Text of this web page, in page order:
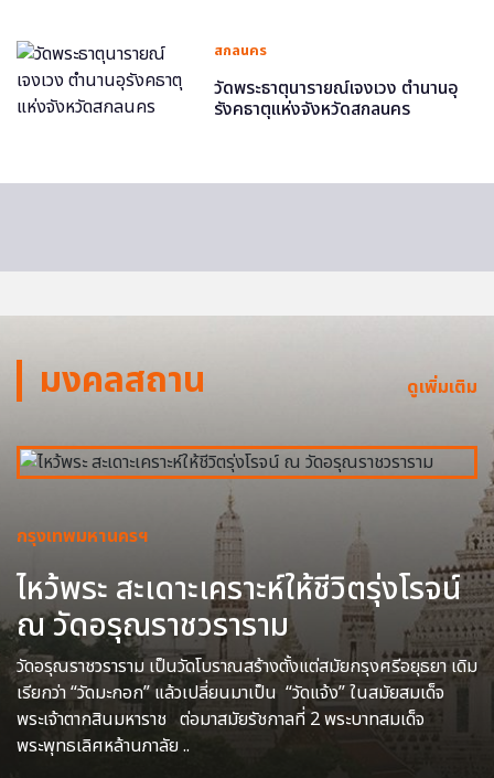
สกลนคร
วัดพระธาตุนารายณ์เจงเวง ตำนานอุ
รังคธาตุแห่งจังหวัดสกลนคร
มงคลสถาน ดูเพิ่มเติม
กรุงเทพมหานครฯ
ไหว้พระ สะเดาะเคราะห์ให้ชีวิตรุ่งโรจน์
ณ วัดอรุณราชวราราม
วัดอรุณราชวราราม เป็นวัดโบราณสร้างตั้งแต่สมัยกรุงศรีอยุธยา เดิม
เรียกว่า “วัดมะกอก” แล้วเปลี่ยนมาเป็น “วัดแจ้ง” ในสมัยสมเด็จ
พระเจ้าตากสินมหาราช ต่อมาสมัยรัชกาลที่ 2 พระบาทสมเด็จ
พระพุทธเลิศหล้านภาลัย ..